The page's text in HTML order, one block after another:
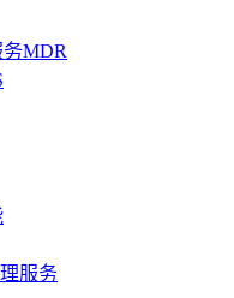
MDR
服务